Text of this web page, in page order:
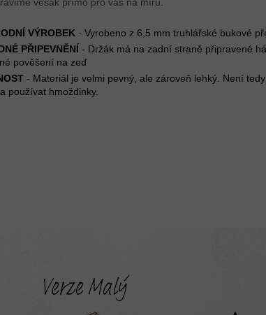
věšák přímo pro vás na míru.
VÝROBEK - Vyrobeno z 6,5 mm truhlářské bukové
PŘIPEVNĚNÍ - Držák má na zadní straně připravené
pověšení na zeď
- Materiál je velmi pevný, ale zároveň lehký. Není
používat hmoždinky.